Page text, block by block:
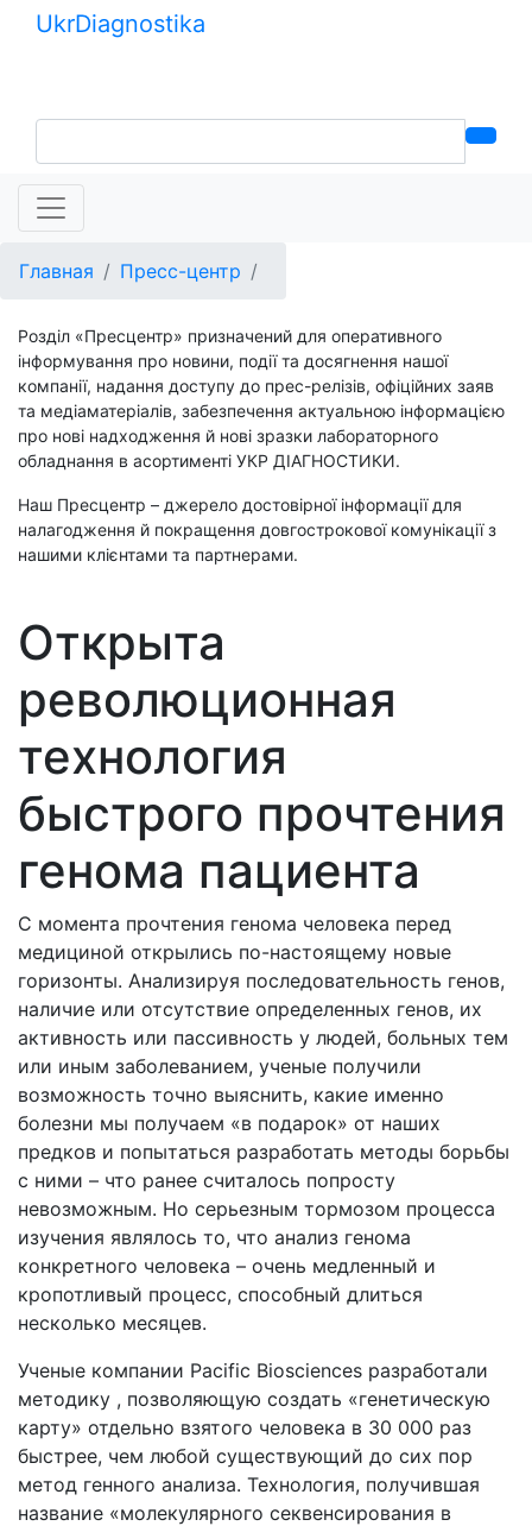
UkrDiagnostika
Главная Пресс-центр
Розділ «Пресцентр» призначений для оперативного
інформування про новини, події та досягнення нашої
компанії, надання доступу до прес-релізів, офіційних заяв
та медіаматеріалів, забезпечення актуальною інформацією
про нові надходження й нові зразки лабораторного
обладнання в асортименті УКР ДІАГНОСТИКИ.
Наш Пресцентр – джерело достовірної інформації для
налагодження й покращення довгострокової комунікації з
нашими клієнтами та партнерами.
Открыта
революционная
технология
быстрого прочтения
генома пациента
С момента прочтения генома человека перед
медициной открылись по-настоящему новые
горизонты. Анализируя последовательность генов,
наличие или отсутствие определенных генов, их
активность или пассивность у людей, больных тем
или иным заболеванием, ученые получили
возможность точно выяснить, какие именно
болезни мы получаем «в подарок» от наших
предков и попытаться разработать методы борьбы
с ними – что ранее считалось попросту
невозможным. Но серьезным тормозом процесса
изучения являлось то, что анализ генома
конкретного человека – очень медленный и
кропотливый процесс, способный длиться
несколько месяцев.
Ученые компании Pacific Biosciences разработали
методику , позволяющую создать «генетическую
карту» отдельно взятого человека в 30 000 раз
быстрее, чем любой существующий до сих пор
метод генного анализа. Технология, получившая
название «молекулярного секвенсирования в